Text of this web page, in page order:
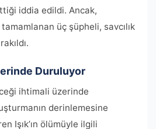
iddia edildi. Ancak,
üç şüpheli, savcılık
Duruluyor
ihtimali üzerinde
derinlemesine
Işık’ın ölümüyle ilgili